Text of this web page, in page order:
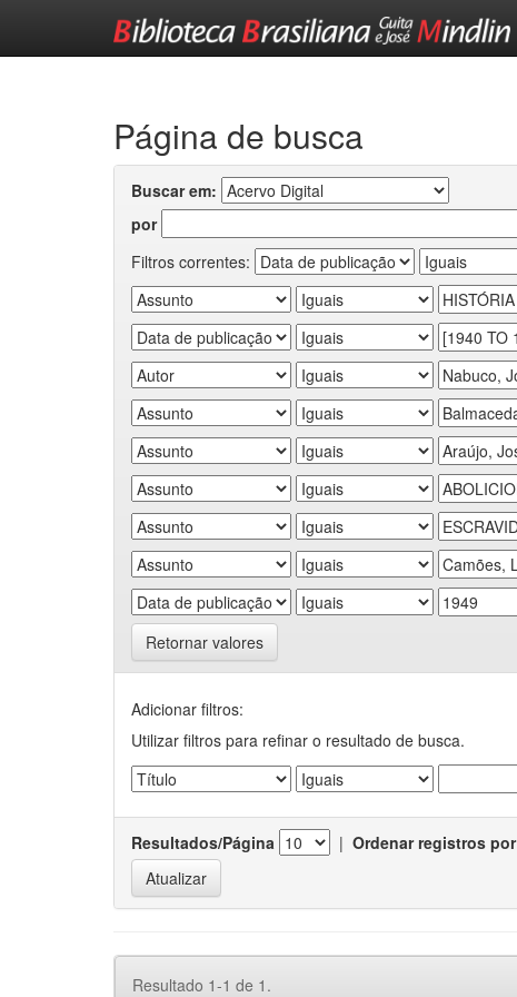
Página de busca
Buscar em:
por
Filtros correntes:
Retornar valores
Adicionar filtros:
Utilizar filtros para refinar o resultado de busca.
Resultados/Página | Ordenar registros por
Resultado 1-1 de 1.